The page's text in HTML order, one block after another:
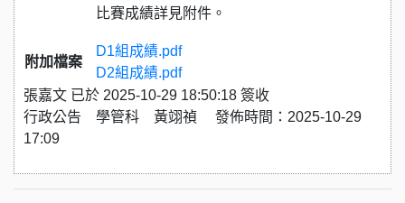
比賽成績詳見附件。
附加檔案
D1組成績.pdf
D2組成績.pdf
張嘉文 已於 2025-10-29 18:50:18 簽收
行政公告 學管科 黃翊禎 發佈時間：2025-10-29
17:09